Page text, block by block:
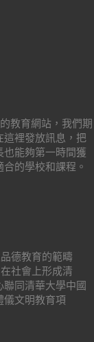
教育網站，我們期
這裡發放訊息，把
也能夠第一時間獲
的學校和課程。
德教育的範疇
社會上形成清
同清華大學中國
儀文明教育項